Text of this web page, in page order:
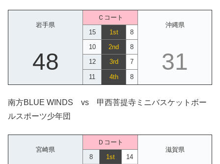
岩手県
Ｃコート
沖縄県
15
1st 8
48
10 2nd 8
31
12 3rd 7
11 4th 8
南方BLUE WINDS vs 甲西菩提寺ミニバスケットボー
ルスポーツ少年団
宮崎県
Ｄコート
滋賀県
8
1st 14